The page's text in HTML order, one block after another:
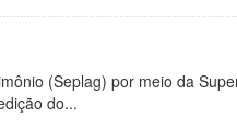
(Seplag) por meio da
do...